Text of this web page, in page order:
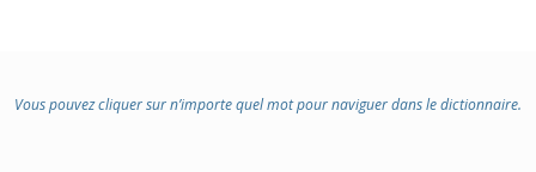
Vous pouvez cliquer sur n’importe quel mot pour naviguer dans le dictionnaire.